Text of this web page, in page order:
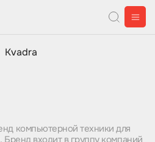
Kvadra
компьютерной техники для
Бренд входит в группу компаний